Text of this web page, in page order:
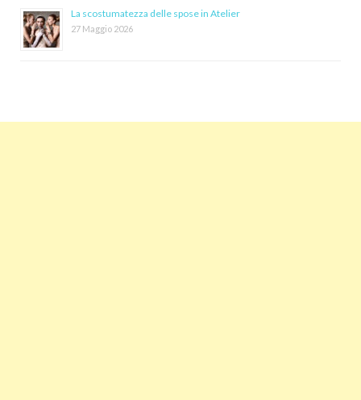
La scostumatezza delle spose in Atelier
27 Maggio 2026